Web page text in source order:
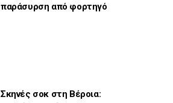
παράσυρση από φορτηγό
Σκηνές σοκ στη Βέροια: